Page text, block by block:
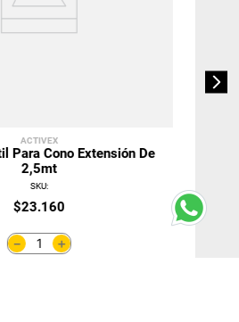
ACTIVEX
Para Cono Extensión De
2,5mt
SKU:
$23.160
＋
－